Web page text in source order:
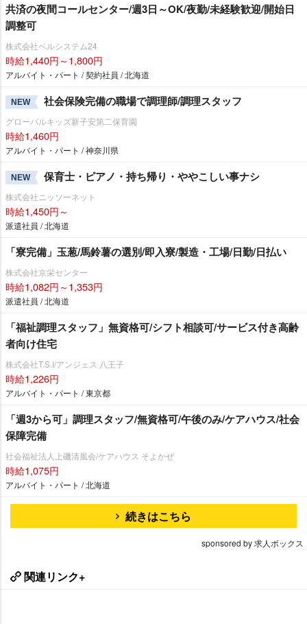
共済の夜間コールセンター/週3日～OK/夜勤/未経験歓迎/開始日
調整可
株式会社ベルシステム24
時給1,440円～1,800円
アルバイト・パート / 契約社員 / 北海道
NEW 社会保険完備の職場で調理師/調理スタッフ
グローバルキッズ新子安第二保育園
時給1,460円
アルバイト・パート / 神奈川県
NEW 保育士・ピアノ・持ち帰り・ややこしい事ナシ
株式会社ニッソーネット
時給1,450円～
派遣社員 / 北海道
「寮完備」玉葱/馬鈴薯の選別/即入寮/製造・工場/日勤/日払い
株式会社京栄センター
時給1,082円～1,353円
派遣社員 / 北海道
「福祉調理スタッフ」無資格可/シフト相談可/サービス付き高齢
者向け住宅
株式会社T.S.I/アンジェス 八王子
時給1,226円
アルバイト・パート / 東京都
「週3から可」調理スタッフ/無資格可/午後のみ/ケアハウス/社会
保障完備
社会福祉法人上磯清風会/ケアハウス そよかぜ
時給1,075円
アルバイト・パート / 北海道
続きはこちら
sponsored by 求人ボックス
関連リンク+